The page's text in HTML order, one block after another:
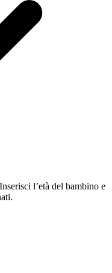
l’età del bambino e